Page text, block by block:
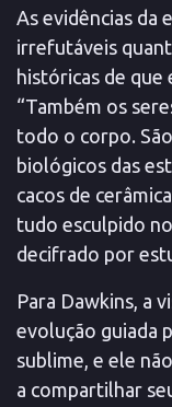
As evidências da
irrefutáveis
históricas de
“Também os
todo o corpo.
biológicos das
cacos de
tudo esculpido
decifrado por
Para Dawkins, a
evolução guiada
sublime, e ele
a compartilhar